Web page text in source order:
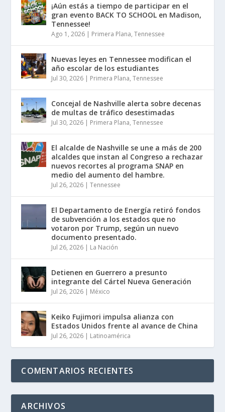
¡Aún estás a tiempo de participar en el
gran evento BACK TO SCHOOL en Madison,
Tennessee!
Ago 1, 2026 | Primera Plana,Tennessee
Nuevas leyes en Tennessee modifican el
año escolar de los estudiantes
Jul 30, 2026 | Primera Plana,Tennessee
Concejal de Nashville alerta sobre decenas
de multas de tráfico desestimadas
Jul 30, 2026 | Primera Plana,Tennessee
El alcalde de Nashville se une a más de 200
alcaldes que instan al Congreso a rechazar
nuevos recortes al programa SNAP en
medio del aumento del hambre.
Jul 26, 2026 |Tennessee
El Departamento de Energía retiró fondos
de subvención a los estados que no
votaron por Trump, según un nuevo
documento presentado.
Jul 26, 2026 | La Nación
Detienen en Guerrero a presunto
integrante del Cártel Nueva Generación
Jul 26, 2026 | México
Keiko Fujimori impulsa alianza con
Estados Unidos frente al avance de China
Jul 26, 2026 | Latinoamérica
COMENTARIOS RECIENTES
ARCHIVOS